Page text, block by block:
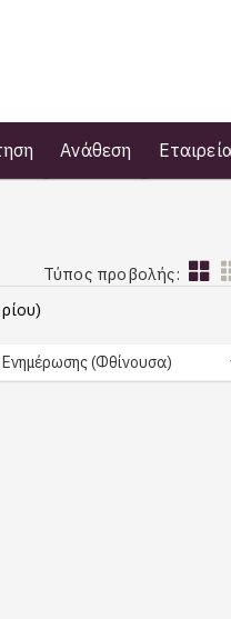
Ανάθεση
Τύπος προβολής: